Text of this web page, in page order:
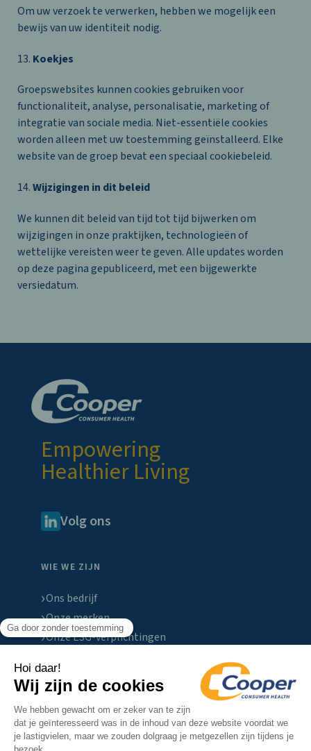
Om uw verzoek te verwerken, hebben we mogelijk een
bewijs van uw identiteit nodig.
13. Koekjes
Groepswebsites kunnen cookies gebruiken voor
functionaliteit, analyse, personalisatie, marketing of
integratie van sociale media. Niet-essentiële cookies
worden alleen met uw toestemming geïnstalleerd. Elke
website van de groep bevat een speciaal cookiebeleid.
14.Wijzigingen in dit beleid
We kunnen dit beleid van tijd tot tijd bijwerken om
wijzigingen in onze praktijken, technologieën of
wettelijke vereisten weer te geven. Alle updates worden
op deze pagina gepubliceerd, met een bijgewerkte
versiedatum.
Empowering
Healthier Living
Volg ons
WIE WE ZIJN
Ons bedrijf
Onze merken
Onze ESG-verplichtingen
CONTACT
Nieuws & media
Carrières